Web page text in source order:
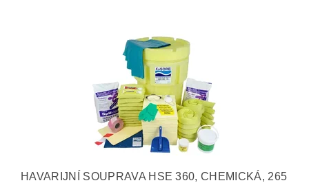
HAVARIJNÍ SOUPRAVA HSE 360, CHEMICKÁ, 265